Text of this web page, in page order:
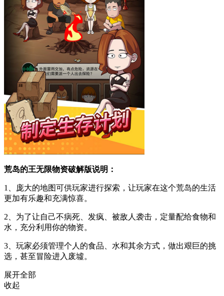
荒岛的王无限物资破解版说明：
1、庞大的地图可供玩家进行探索，让玩家在这个荒岛的生活
更加有乐趣和充满惊喜。
2、为了让自己不病死、发疯、被敌人袭击，定量配给食物和
水，充分利用你的物资。
3、玩家必须管理个人的食品、水和其余方式，做出艰巨的挑
选，甚至冒险进入废墟。
展开全部
收起